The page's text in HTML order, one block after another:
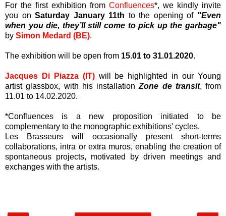
For the first exhibition from Confluences*, we kindly invite
you onSaturday January 11th to the opening of "Even
when you die, they’ll still come to pick up the garbage"
by Simon Medard (BE).
The exhibition will be open from 15.01 to 31.01.2020.
Jacques Di Piazza (IT)will be highlighted in our Young
artist glassbox, with his installationZone de transit, from
11.01 to 14.02.2020.
*Confluences is a new proposition initiated to be
complementary to the monographic exhibitions' cycles.
Les Brasseurs will occasionally present short-terms
collaborations, intra or extra muros, enabling the creation of
spontaneous projects, motivated by driven meetings and
exchanges with the artists.